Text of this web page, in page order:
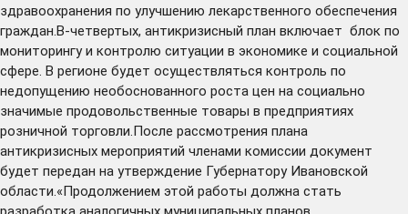
здравоохранения по улучшению лекарственного обеспечения
граждан.В-четвертых, антикризисный план включает блок по
мониторингу и контролю ситуации в экономике и социальной
сфере. В регионе будет осуществляться контроль по
недопущению необоснованного роста цен на социально
значимые продовольственные товары в предприятиях
розничной торговли.После рассмотрения плана
антикризисных мероприятий членами комиссии документ
будет передан на утверждение Губернатору Ивановской
области.«Продолжением этой работы должна стать